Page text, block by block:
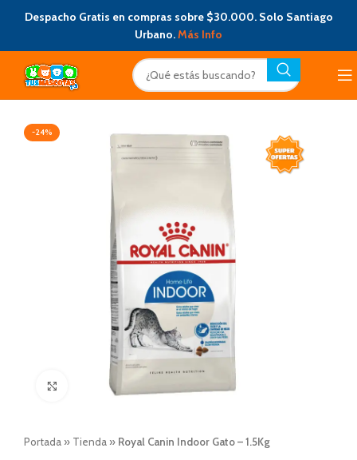
Despacho Gratis en compras sobre $30.000. Solo Santiago
Urbano.Más Info
-24%
Click to enlarge
Portada » Tienda » Royal Canin Indoor Gato – 1.5Kg